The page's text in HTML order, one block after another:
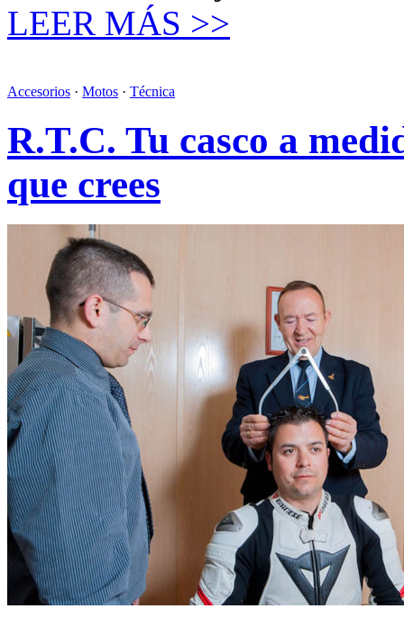
LEER MÁS >>
Accesorios · Motos · Técnica
R.T.C. Tu casco a
que crees